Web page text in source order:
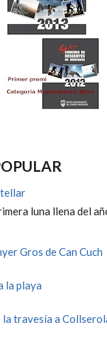
luna llena del
Gros de Can Cuch
la playa
travesía a